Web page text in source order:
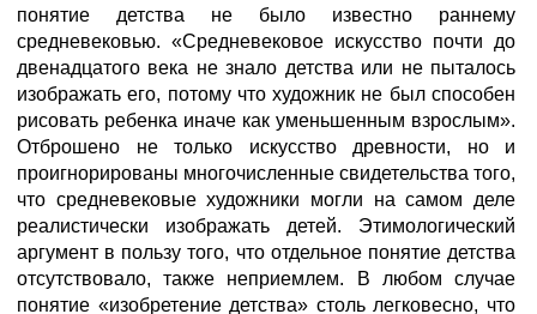
понятие детства не было известно раннему
средневековью. «Средневековое искусство почти до
двенадцатого века не знало детства или не пыталось
изображать его, потому что художник не был способен
рисовать ребенка иначе как уменьшенным взрослым».
Отброшено не только искусство древности, но и
проигнорированы многочисленные свидетельства того,
что средневековые художники могли на самом деле
реалистически изображать детей. Этимологический
аргумент в пользу того, что отдельное понятие детства
отсутствовало, также неприемлем. В любом случае
понятие «изобретение детства» столь легковесно, что